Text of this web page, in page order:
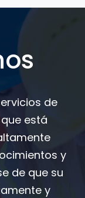
de
está
y
de que su
y